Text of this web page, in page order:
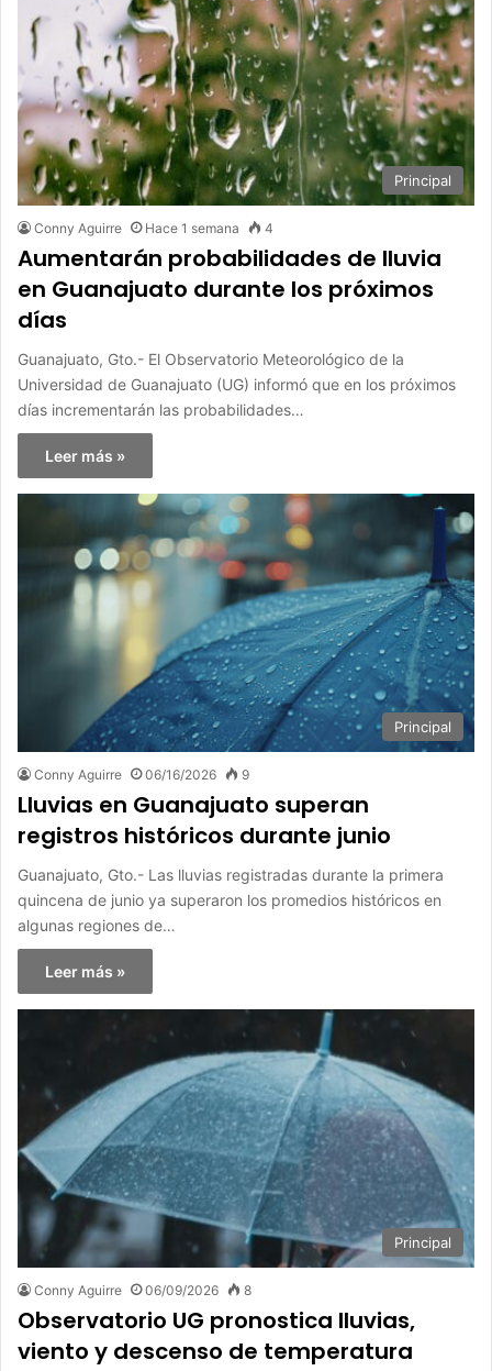
Principal
Conny Aguirre Hace 1 semana 4
Aumentarán probabilidades de lluvia
en Guanajuato durante los próximos
días
Guanajuato, Gto.- El Observatorio Meteorológico de la
Universidad de Guanajuato (UG) informó que en los próximos
días incrementarán las probabilidades…
Leer más »
Principal
Conny Aguirre 06/16/2026 9
Lluvias en Guanajuato superan
registros históricos durante junio
Guanajuato, Gto.- Las lluvias registradas durante la primera
quincena de junio ya superaron los promedios históricos en
algunas regiones de…
Leer más »
Principal
Conny Aguirre 06/09/2026 8
Observatorio UG pronostica lluvias,
viento y descenso de temperatura